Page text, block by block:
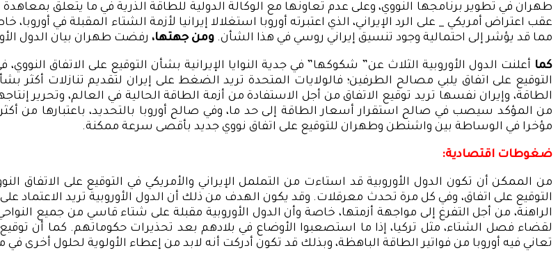
طهران في تطوير برنامجها النووي، وعلى عدم تعاونها مع الوكالة الدولية للطاقة الذرية في ما يتعلق
عقب اعتراض أمريكي _ على الرد الإيراني، الذي اعتبرته أوروبا استغلالا إيرانيا لأزمة الشتاء المقبلة في
مما قد يؤشر إلى احتمالية وجود تنسيق إيراني روسي في هذا الشأن. ومن جهتها، رفضت طهران بيان الدول
كما أعلنت الدول الأوروبية الثلاث عن” شكوكها” في جدية النوايا الإيرانية بشأن التوقيع على الاتفاق
التوقيع على اتفاق يلبي مصالح الطرفين؛ فالولايات المتحدة تريد الضغط على إيران لتقديم تنازلات أكثر
الطاقة، وإيران نفسها تريد توقيع الاتفاق من أجل الاستفادة من أزمة الطاقة الحالية في العالم، وتحرير
من المؤكد سيصب في صالح استقرار أسعار الطاقة إلى حد ما، وفي صالح أوروبا بالتحديد، باعتبارها من
مؤخرا في الوساطة بين واشنطن وطهران للتوقيع على اتفاق نووي جديد بأقصى سرعة ممكنة.
ضغوطات اقتصادية:
من الممكن أن تكون الدول الأوروبية قد استاءت من التململ الإيراني والأمريكي في التوقيع على
التوقيع على اتفاق، وفي كل مرة تحدث معرقلات. وقد يكون الهدف من ذلك أن الدول الأوروبية تريد الاعتماد
الراهنة، من أجل التفرغ إلى مواجهة أزمتها، خاصة وأن الدول الأوروبية مقبلة على شتاء قاسي من جميع
لقضاء فصل الشتاء، مثل تركيا، إذا ما استصعبوا الأوضاع في بلادهم بعد تحذيرات حكوماتهم. كما أن
تعاني فيه أوروبا من فواتير الطاقة الباهظة، وبذلك قد تكون أدركت أنه لابد من إعطاء الأولوية لحلول